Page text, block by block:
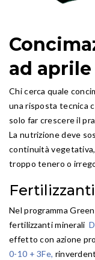
ad aprile
Chi cerca quale
una risposta tecnica
solo far crescere il
La nutrizione deve
continuità
troppo tenero o
Nel programma
fertilizzanti minerali
effetto con azione
0-10 + 3Fe,